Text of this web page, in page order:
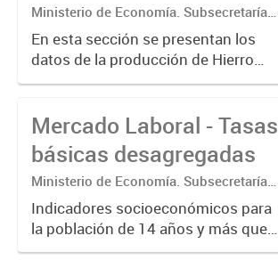
Ministerio de Economía. Subsecretaría
de Coordinación Económica y
Estadística. Dirección Provincial de
Estadística.
En esta sección se presentan los
datos de la producción de Hierro
primario y acero crudo bonaerense
Mercado Laboral - Tasas
básicas desagregadas
Ministerio de Economía. Subsecretaría
de Coordinación Económica y
Estadística. Dirección Provincial de
Estadística.
Indicadores socioeconómicos para
la población de 14 años y más que
caracterizan la situación laboral de